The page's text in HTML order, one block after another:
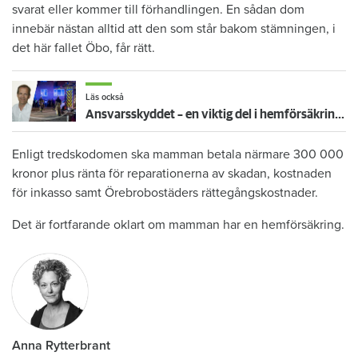
svarat eller kommer till förhandlingen. En sådan dom
innebär nästan alltid att den som står bakom stämningen, i
det här fallet Öbo, får rätt.
Läs också
Ansvarsskyddet – en viktig del i hemförsäkringen
Enligt tredskodomen ska mamman betala närmare 300 000
kronor plus ränta för reparationerna av skadan, kostnaden
för inkasso samt Örebrobostäders rättegångskostnader.
Det är fortfarande oklart om mamman har en hemförsäkring.
Anna Rytterbrant